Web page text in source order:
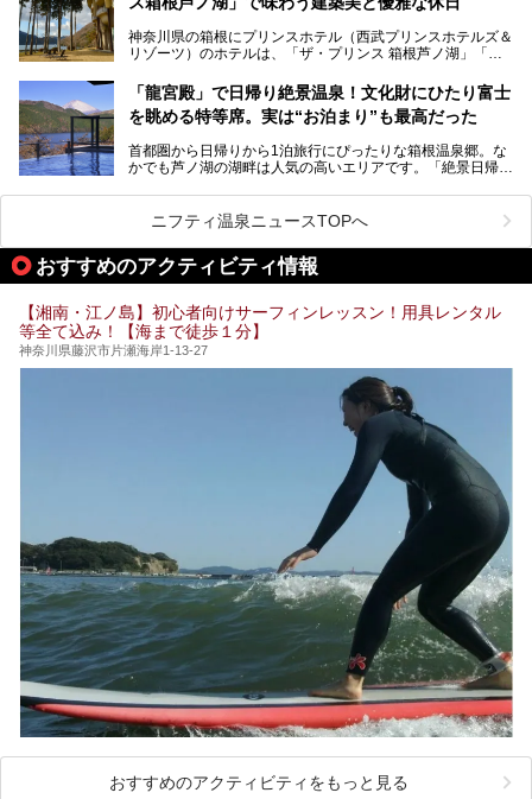
内の様子をレポートします！
そんな「癒やされたい」という願いを叶えてくれるのが、神
神奈川県には、サウナや岩盤浴、一日中遊べるエンタメ施設
など、“非日常”を味わえるスーパー銭湯が数多く揃っていま
う」という人も多いはず。
そこで今回は、神奈川県内の人気施設26選を「安さ」「岩
業」「駅近」など、目的別に厳選して紹介します。
今の気分にぴったりの施設を見つけて、最高のリフレッシュ
神奈川県の箱根にプリンスホテル（西武プリンスホテルズ＆
リゾーツ）のホテルは、「ザ・プリンス 箱根芦ノ湖」「芦
「箱根仙石原プリンスホテル」と4軒あり、今回ご紹介する
「ザ・プリンス 箱根芦ノ湖」は、その中でもフラッグシッ
プ（旗艦）に位置づけられる特別なホテルです。
昭和の日本を代表する建築家の一人、村野藤吾が芦ノ湖の畔
に建てた桃源郷のようなホテルがここ。自家源泉の温泉や、
提供元：株式会社西武・プリンスホテルズワールドワイド
【PR】
この記事はザ・プリンス 箱根芦ノ湖のPR記事です。
「龍宮殿」で日帰り絶景温泉！文化財にひたり富士
を眺める特等席。実は“お泊まり”も最高だった
首都圏から日帰りから1泊旅行にぴったりな箱根温泉郷。な
かでも芦ノ湖の湖畔は人気の高いエリアです。「絶景日帰り
が楽しめるまさに眺望自慢の日帰り温泉。
そしてここは全24室の「箱根 芦ノ湖畔蛸川温泉 龍宮殿」と
して宿泊もできます。宿泊者は「龍宮殿本館」の営業時間に
加えて、朝6時からの宿泊者専用時間帯にも「龍宮殿本館」
のお風呂が利用できます。
今回は日帰り温泉としての「絶景日帰り温泉 龍宮殿本館
（以下、龍宮殿本館）」と、旅館としての「箱根 芦ノ湖畔
蛸川温泉 龍宮殿（以下、龍宮殿）」の両方の魅力をたっぷ
りお伝えします！
ここは箱根神社、九頭龍神社、白龍神社、箱根元宮と箱根の
4つの神社に囲まれたパワースポットです。
提供元：株式会社西武・プリンスホテルズワールドワイド
この記事は箱根 芦ノ湖畔蛸川温泉 龍宮殿のPR記事です。
ニフティ温泉ニュースTOPへ
おすすめのアクティビティ情報
【湘南・江ノ島】初心者向けサーフィンレッスン！用具レンタル
等全て込み！【海まで徒歩１分】
神奈川県藤沢市片瀬海岸1-13-27
おすすめのアクティビティをもっと見る